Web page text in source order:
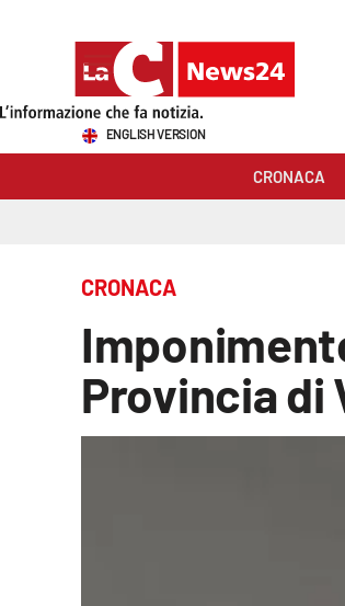
Sezioni
Economia e lavoro
ENGLISH VERSION
CRONACA
CRONACA
Provincia di